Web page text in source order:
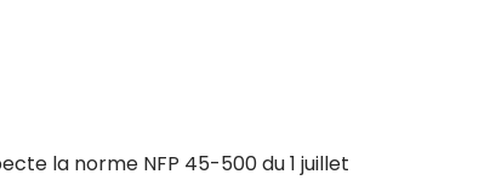
la norme NFP 45-500 du 1 juillet